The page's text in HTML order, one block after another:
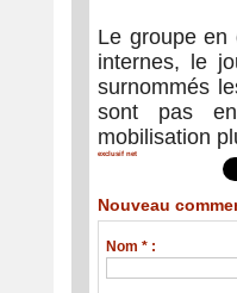
Le groupe en
internes, le
surnommés
sont pas
mobilisation
exclusif net
Nouveau
Nom * :